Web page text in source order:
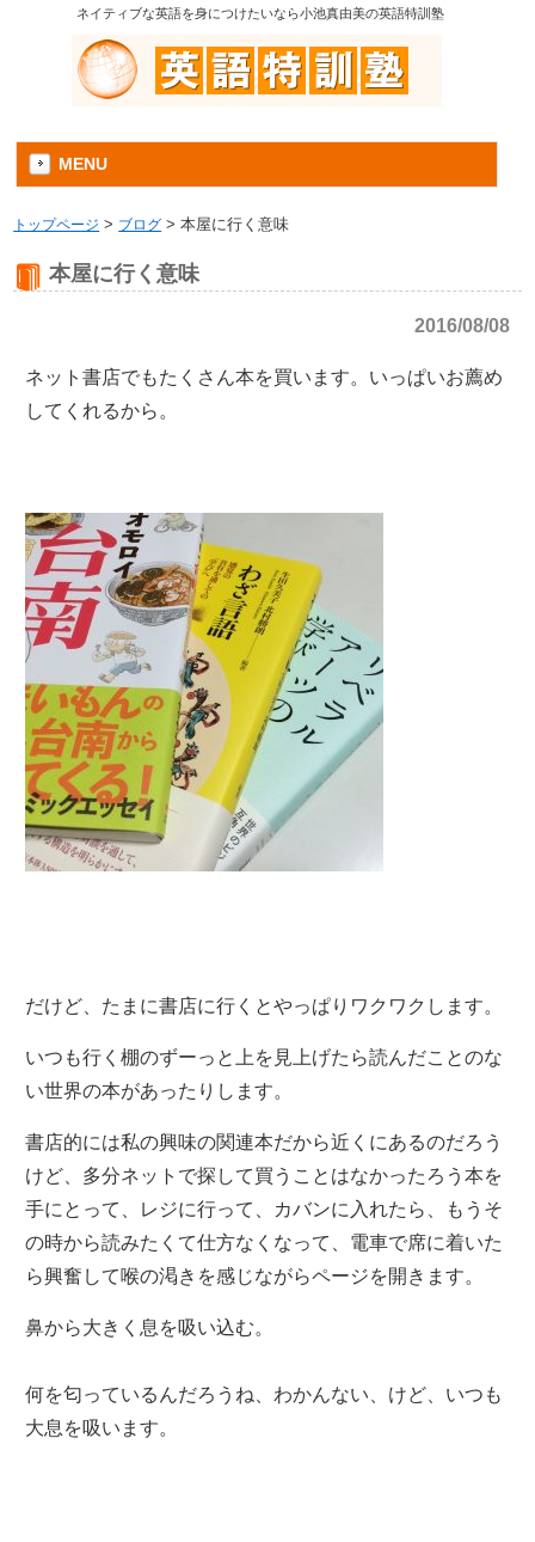
ネイティブな英語を身につけたいなら小池真由美の英語特訓塾
MENU
トップページ > ブログ >本屋に行く意味
本屋に行く意味
2016/08/08
ネット書店でもたくさん本を買います。いっぱいお薦め
してくれるから。
だけど、たまに書店に行くとやっぱりワクワクします。
いつも行く棚のずーっと上を見上げたら読んだことのな
い世界の本があったりします。
書店的には私の興味の関連本だから近くにあるのだろう
けど、多分ネットで探して買うことはなかったろう本を
手にとって、レジに行って、カバンに入れたら、もうそ
の時から読みたくて仕方なくなって、電車で席に着いた
ら興奮して喉の渇きを感じながらページを開きます。
鼻から大きく息を吸い込む。
何を匂っているんだろうね、わかんない、けど、いつも
大息を吸います。